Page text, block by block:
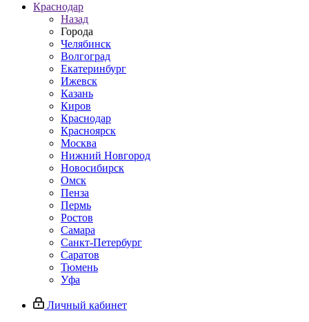
Краснодар
Назад
Города
Челябинск
Волгоград
Екатеринбург
Ижевск
Казань
Киров
Краснодар
Красноярск
Москва
Нижний Новгород
Новосибирск
Омск
Пенза
Пермь
Ростов
Самара
Санкт-Петербург
Саратов
Тюмень
Уфа
Личный кабинет